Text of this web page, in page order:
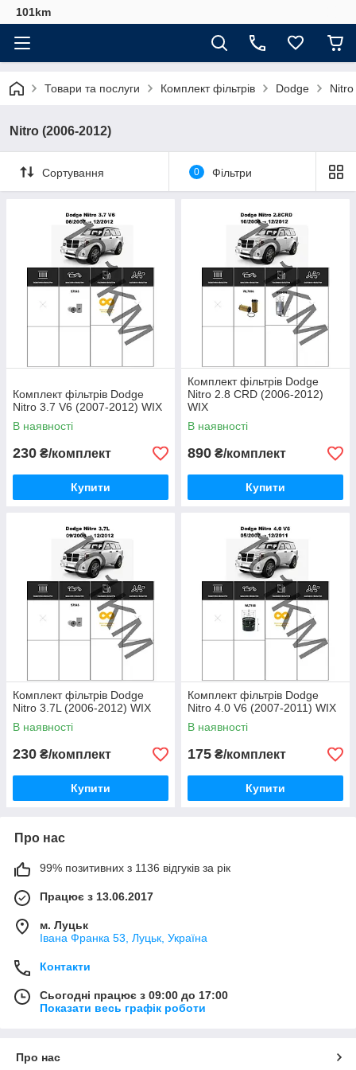
101km
Товари та послуги Комплект фільтрів Dodge
Nitro (2006-2012)
Сортування 0 Фільтри
Комплект фільтрів Dodge
Nitro 3.7 V6 (2007-2012) WIX
В наявності
230 ₴/комплект
Купити
Комплект фільтрів Dodge
Nitro 2.8 CRD (2006-2012)
WIX
В наявності
890 ₴/комплект
Купити
Комплект фільтрів Dodge
Nitro 3.7L (2006-2012) WIX
В наявності
230 ₴/комплект
Купити
Комплект фільтрів Dodge
Nitro 4.0 V6 (2007-2011) WIX
В наявності
175 ₴/комплект
Купити
Про нас
99% позитивних з 1136 відгуків за рік
Працює з 13.06.2017
м. Луцьк
Івана Франка 53, Луцьк, Україна
Контакти
Сьогодні працює з 09:00 до 17:00
Показати весь графік роботи
Про нас